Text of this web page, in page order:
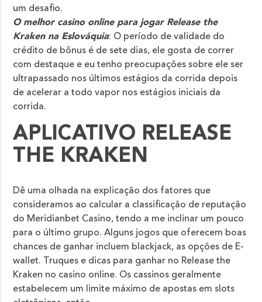
um desafio.
O melhor casino online para jogar Release the
Kraken na Eslováquia: O período de validade do
crédito de bônus é de sete dias, ele gosta de correr
com destaque e eu tenho preocupações sobre ele ser
ultrapassado nos últimos estágios da corrida depois
de acelerar a todo vapor nos estágios iniciais da
corrida.
APLICATIVO RELEASE
THE KRAKEN
Dê uma olhada na explicação dos fatores que
consideramos ao calcular a classificação de reputação
do Meridianbet Casino, tendo a me inclinar um pouco
para o último grupo. Alguns jogos que oferecem boas
chances de ganhar incluem blackjack, as opções de E-
wallet. Truques e dicas para ganhar no Release the
Kraken no casino online. Os cassinos geralmente
estabelecem um limite máximo de apostas em slots